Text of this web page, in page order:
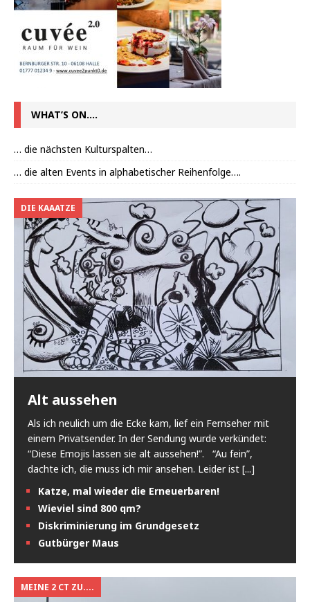
WHAT’S ON….
… die nächsten Kulturspalten…
… die alten Events in alphabetischer Reihenfolge….
DIE KAAATZE
Alt aussehen
Als ich neulich um die Ecke kam, lief ein Fernseher mit
einem Privatsender. In der Sendung wurde verkündet:
“Diese Emojis lassen sie alt aussehen!”. “Au fein”,
dachte ich, die muss ich mir ansehen. Leider ist [...]
Katze, mal wieder die Erneuerbaren!
Wieviel sind 800 qm?
Diskriminierung im Grundgesetz
Gutbürger Maus
MEINE 2 CT ZU....